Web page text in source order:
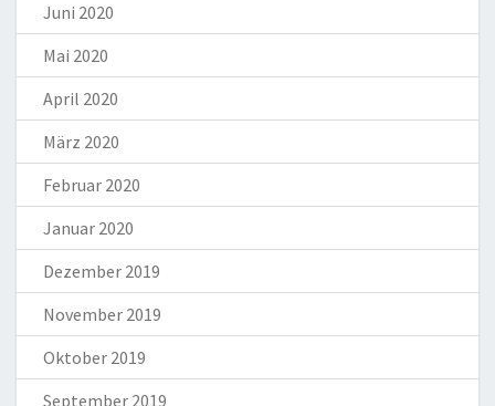
Juni 2020
Mai 2020
April 2020
März 2020
Februar 2020
Januar 2020
Dezember 2019
November 2019
Oktober 2019
September 2019